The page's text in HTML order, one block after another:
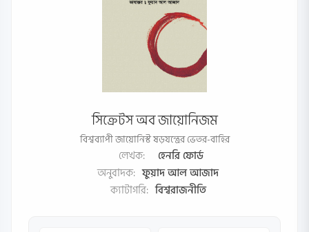
সিক্রেটস অব জায়োনিজম
বিশ্বব্যাপী জায়োনিস্ট ষড়যন্ত্রের ভেতর-বাহির
লেখক:
হেনরি ফোর্ড
অনুবাদক: ফুয়াদ আল আজাদ
ক্যাটাগরি: বিশ্বরাজনীতি